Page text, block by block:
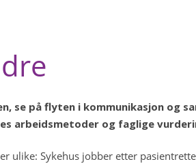
se på flyten i kommunikasjon og
arbeidsmetoder og faglige
ulike: Sykehus jobber etter